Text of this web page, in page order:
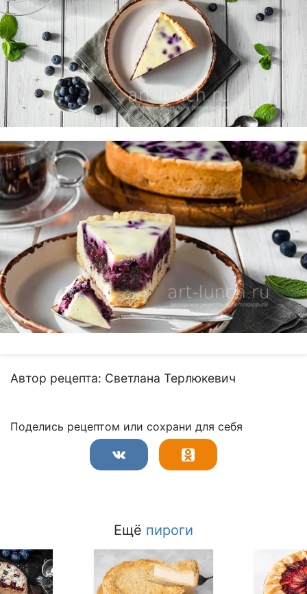
Автор рецепта: Светлана Терлюкевич
Поделись рецептом или сохрани для себя
Ещё пироги